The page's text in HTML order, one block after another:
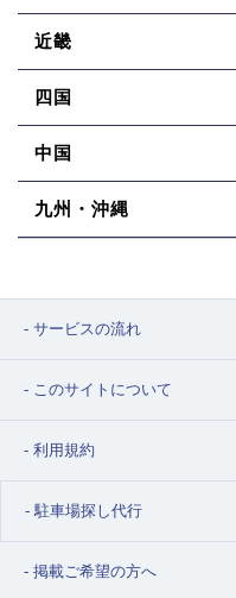
近畿
四国
中国
九州・沖縄
サービスの流れ
このサイトについて
利用規約
駐車場探し代行
掲載ご希望の方へ